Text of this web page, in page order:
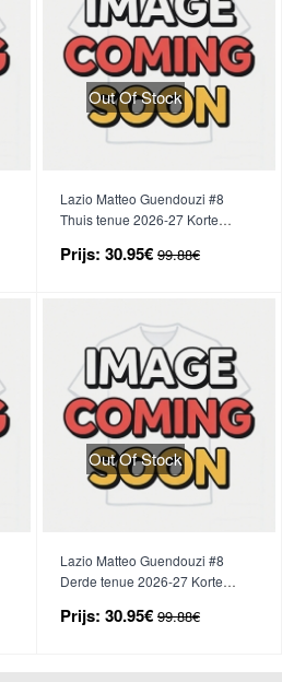
Out Of Stock
Lazio Matteo Guendouzi #8
Thuis tenue 2026-27 Korte
Prijs: 30.95€ 99.88€
Out Of Stock
Lazio Matteo Guendouzi #8
Derde tenue 2026-27 Korte
Prijs: 30.95€ 99.88€